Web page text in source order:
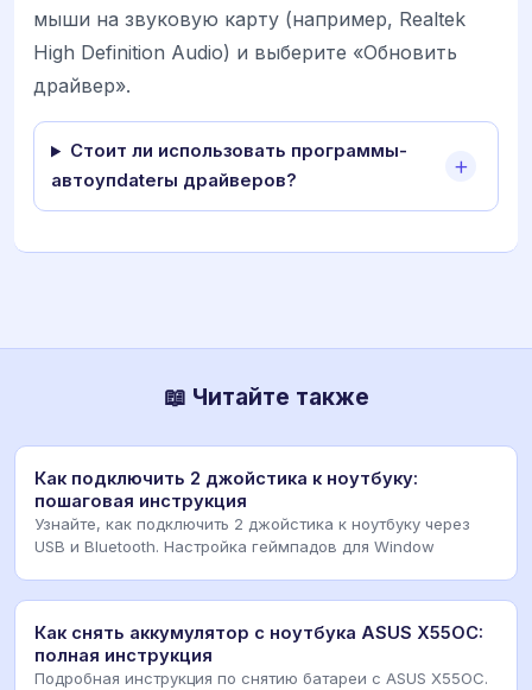
мыши на звуковую карту (например, Realtek
High Definition Audio) и выберите «Обновить
драйвер».
Стоит ли использовать программы-
автоупdaterы драйверов?
📖 Читайте также
Как подключить 2 джойстика к ноутбуку:
пошаговая инструкция
Узнайте, как подключить 2 джойстика к ноутбуку через
USB и Bluetooth. Настройка геймпадов для Window
Как снять аккумулятор с ноутбука ASUS X55OC:
полная инструкция
Подробная инструкция по снятию батареи с ASUS X55OC.